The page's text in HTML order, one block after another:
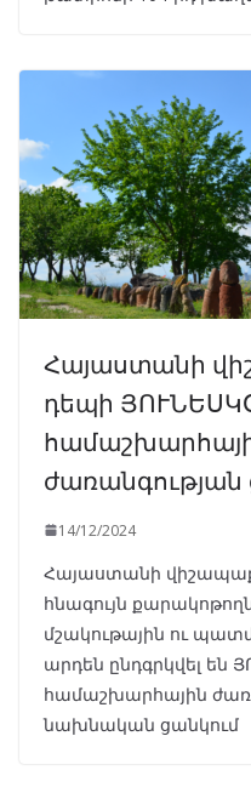
Հայաստանի
դեպի
ժառանգության
14/12/2024
Հայաստանի
հնագույն
մշակութային ու
արդեն ընդգրկվել են
համաշխարհային
նախնական ցանկում